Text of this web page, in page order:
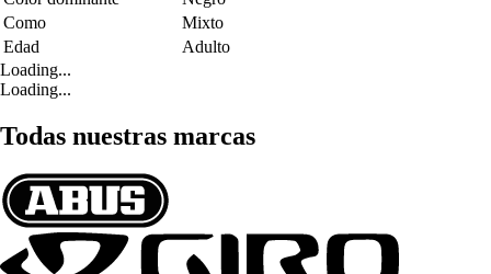
Como
Mixto
Edad
Adulto
Loading...
Loading...
Todas nuestras marcas